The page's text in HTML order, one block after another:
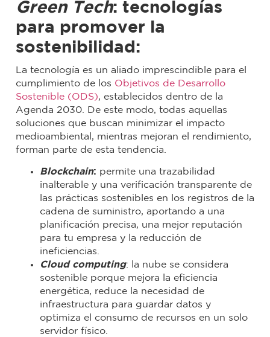
Green Tech: tecnologías
para promover la
sostenibilidad:
La tecnología es un aliado imprescindible para el
cumplimiento de los Objetivos de Desarrollo
Sostenible (ODS), establecidos dentro de la
Agenda 2030. De este modo, todas aquellas
soluciones que buscan minimizar el impacto
medioambiental, mientras mejoran el rendimiento,
forman parte de esta tendencia.
Blockchain: permite una trazabilidad
inalterable y una verificación transparente de
las prácticas sostenibles en los registros de la
cadena de suministro, aportando a una
planificación precisa, una mejor reputación
para tu empresa y la reducción de
ineficiencias.
Cloud computing: la nube se considera
sostenible porque mejora la eficiencia
energética, reduce la necesidad de
infraestructura para guardar datos y
optimiza el consumo de recursos en un solo
servidor físico.